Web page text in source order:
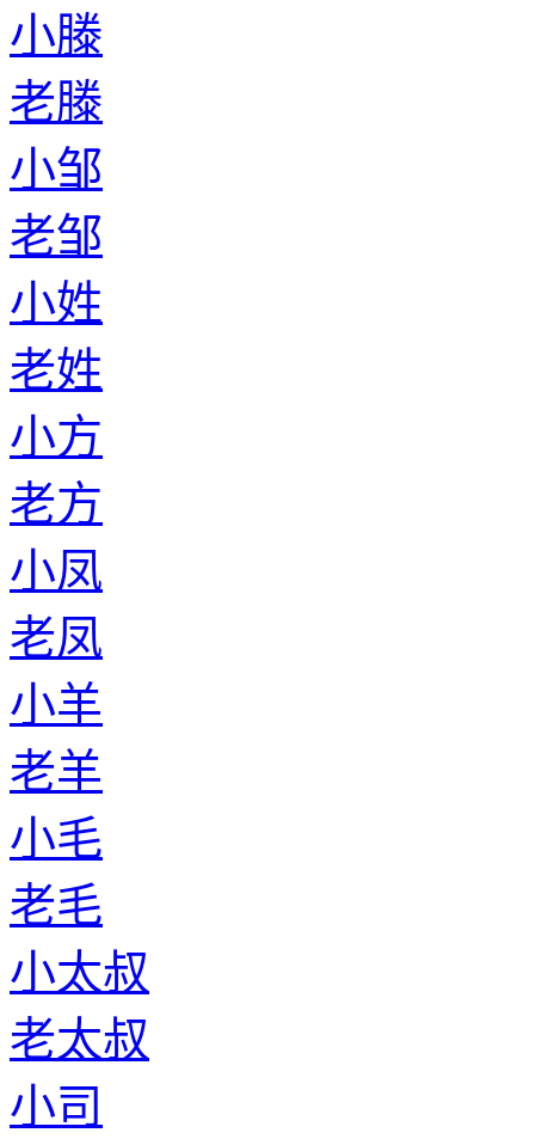
小滕
老滕
小邹
老邹
小姓
老姓
小方
老方
小凤
老凤
小羊
老羊
小毛
老毛
小太叔
老太叔
小司